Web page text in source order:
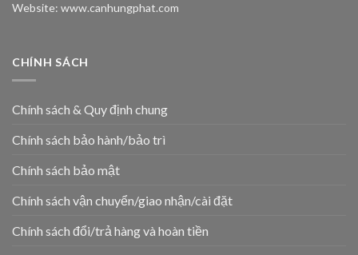
Website: www.canhungphat.com
CHÍNH SÁCH
Chính sách & Quy định chung
Chính sách bảo hành/bảo trì
Chính sách bảo mật
Chính sách vận chuyển/giao nhận/cài đặt
Chính sách đổi/trả hàng và hoàn tiền